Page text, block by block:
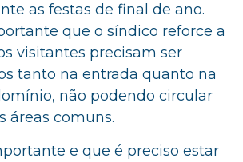
as festas de final de ano.
que o síndico reforce a
visitantes precisam ser
tanto na entrada quanto na
não podendo circular
áreas comuns.
e que é preciso estar